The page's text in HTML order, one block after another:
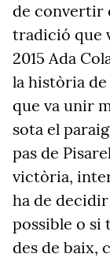
de convertir
tradició que
2015 Ada
la història
que va unir
sota el
pas de
victòria,
ha de
possible o si
des de baix,